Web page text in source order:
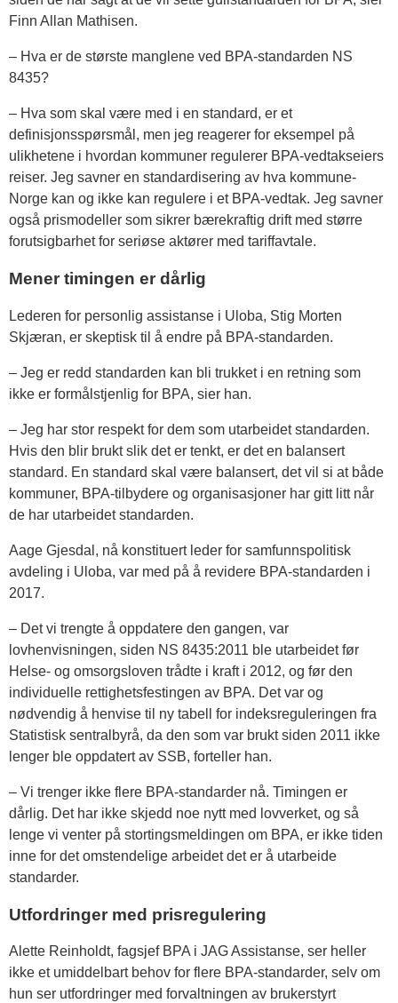
Finn Allan Mathisen.
– Hva er de største manglene ved BPA-standarden NS
8435?
– Hva som skal være med i en standard, er et
definisjonsspørsmål, men jeg reagerer for eksempel på
ulikhetene i hvordan kommuner regulerer BPA-vedtakseiers
reiser. Jeg savner en standardisering av hva kommune-
Norge kan og ikke kan regulere i et BPA-vedtak. Jeg savner
også prismodeller som sikrer bærekraftig drift med større
forutsigbarhet for seriøse aktører med tariffavtale.
Mener timingen er dårlig
Lederen for personlig assistanse i Uloba, Stig Morten
Skjæran, er skeptisk til å endre på BPA-standarden.
– Jeg er redd standarden kan bli trukket i en retning som
ikke er formålstjenlig for BPA, sier han.
– Jeg har stor respekt for dem som utarbeidet standarden.
Hvis den blir brukt slik det er tenkt, er det en balansert
standard. En standard skal være balansert, det vil si at både
kommuner, BPA-tilbydere og organisasjoner har gitt litt når
de har utarbeidet standarden.
Aage Gjesdal, nå konstituert leder for samfunnspolitisk
avdeling i Uloba, var med på å revidere BPA-standarden i
2017.
– Det vi trengte å oppdatere den gangen, var
lovhenvisningen, siden NS 8435:2011 ble utarbeidet før
Helse- og omsorgsloven trådte i kraft i 2012, og før den
individuelle rettighetsfestingen av BPA. Det var og
nødvendig å henvise til ny tabell for indeksreguleringen fra
Statistisk sentralbyrå, da den som var brukt siden 2011 ikke
lenger ble oppdatert av SSB, forteller han.
– Vi trenger ikke flere BPA-standarder nå. Timingen er
dårlig. Det har ikke skjedd noe nytt med lovverket, og så
lenge vi venter på stortingsmeldingen om BPA, er ikke tiden
inne for det omstendelige arbeidet det er å utarbeide
standarder.
Utfordringer med prisregulering
Alette Reinholdt, fagsjef BPA i JAG Assistanse, ser heller
ikke et umiddelbart behov for flere BPA-standarder, selv om
hun ser utfordringer med forvaltningen av brukerstyrt